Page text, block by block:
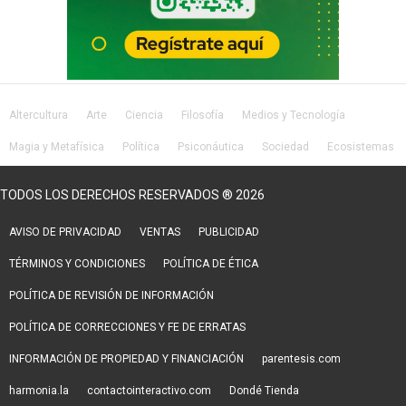
Altercultura Arte Ciencia Filosofía Medios y Tecnología
Magia y Metafísica Política Psiconáutica Sociedad Ecosistemas
TODOS LOS DERECHOS RESERVADOS ® 2026
AVISO DE PRIVACIDAD VENTAS PUBLICIDAD
TÉRMINOS Y CONDICIONES POLÍTICA DE ÉTICA
POLÍTICA DE REVISIÓN DE INFORMACIÓN
POLÍTICA DE CORRECCIONES Y FE DE ERRATAS
INFORMACIÓN DE PROPIEDAD Y FINANCIACIÓN parentesis.com
harmonia.la contactointeractivo.com Dondé Tienda